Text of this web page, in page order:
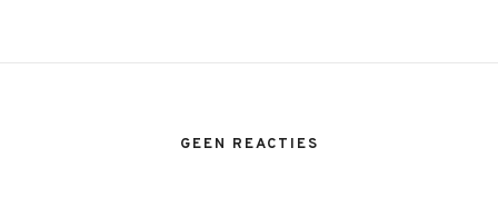
GEEN REACTIES